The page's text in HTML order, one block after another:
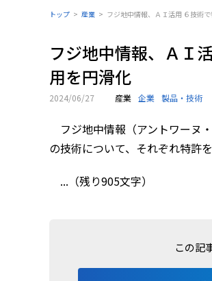
トップ 産業 フジ地中情報、ＡＩ活用 ６技術
フジ地中情報、ＡＩ
用を円滑化
2024/06/27 産業 企業 製品・技術
フジ地中情報（アントワーヌ
の技術について、それぞれ特許を
...（残り905文字）
この記